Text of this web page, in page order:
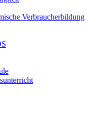
Verbraucherbildung